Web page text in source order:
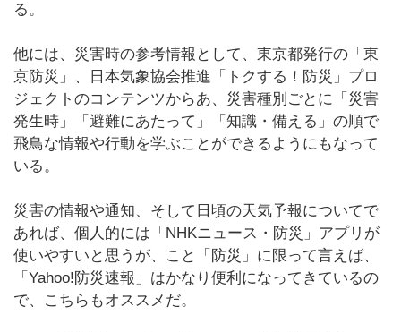
る。
他には、災害時の参考情報として、東京都発行の「東
京防災」、日本気象協会推進「トクする！防災」プロ
ジェクトのコンテンツからあ、災害種別ごとに「災害
発生時」「避難にあたって」「知識・備える」の順で
飛鳥な情報や行動を学ぶことができるようにもなって
いる。
災害の情報や通知、そして日頃の天気予報についてで
あれば、個人的には「NHKニュース・防災」アプリが
使いやすいと思うが、こと「防災」に限って言えば、
「Yahoo!防災速報」はかなり便利になってきているの
で、こちらもオススメだ。